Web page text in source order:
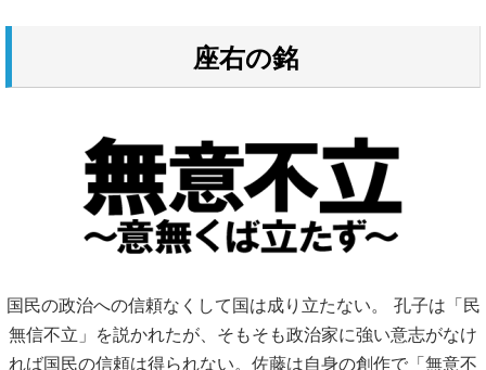
座右の銘
国民の政治への信頼なくして国は成り立たない。 孔子は「民
無信不立」を説かれたが、そもそも政治家に強い意志がなけ
れば国民の信頼は得られない。佐藤は自身の創作で「無意不